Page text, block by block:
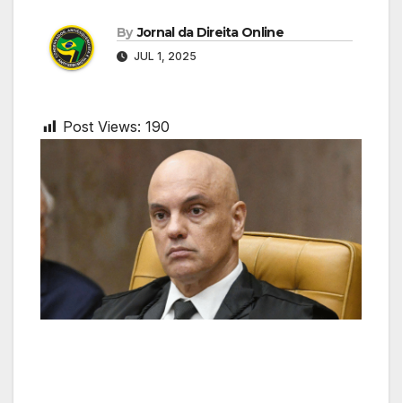
By Jornal da Direita Online
JUL 1, 2025
Post Views: 190